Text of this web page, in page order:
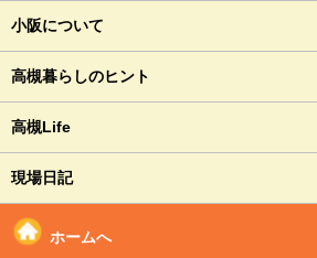
小阪について
高槻暮らしのヒント
高槻Life
現場日記
ホームへ